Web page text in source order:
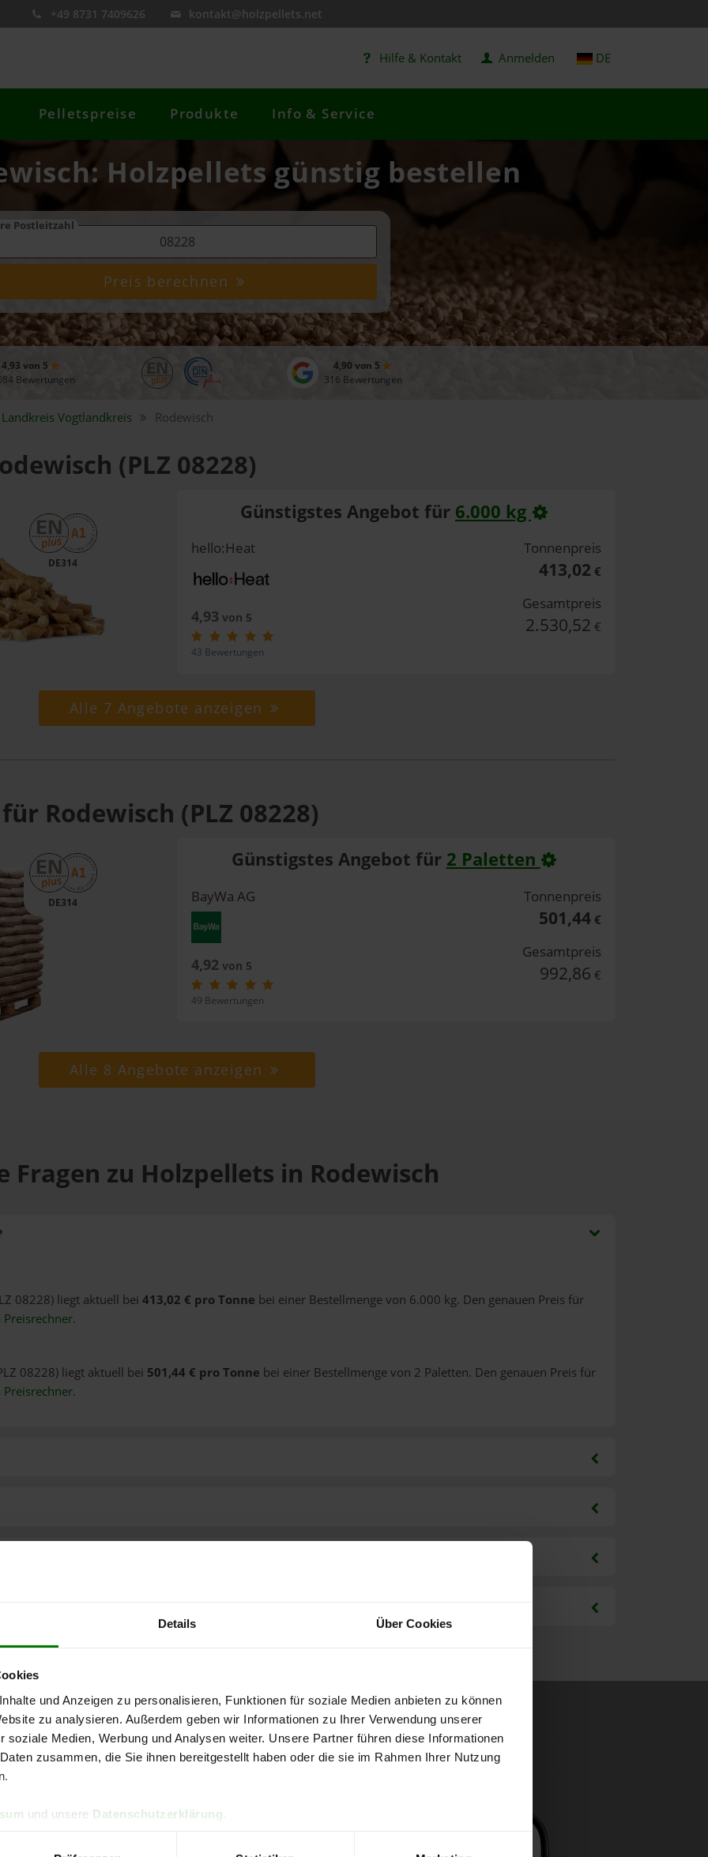
Details Über Cookies
und Anzeigen zu personalisieren, Funktionen für soziale Medien anbieten zu können
zu analysieren. Außerdem geben wir Informationen zu Ihrer Verwendung unserer
soziale Medien, Werbung und Analysen weiter. Unsere Partner führen diese Informationen
zusammen, die Sie ihnen bereitgestellt haben oder die sie im Rahmen Ihrer Nutzung
und unsere Datenschutzerklärung
+49 8731 7409626 kontakt@holzpellets.net
Hilfe & Kontakt Anmelden DE
Pelletspreise Produkte Info & Service
Holzpellets günstig bestellen
Postleitzahl
Preis berechnen
4,93 von 5
Bewertungen
4,90 von 5
316 Bewertungen
LandkreisVogtlandkreis Rodewisch
(PLZ 08228)
DE314
Günstigstes Angebot für 6.000 kg
hello:Heat
4,93 von 5
43 Bewertungen
Tonnenpreis
413,02 €
Gesamtpreis
2.530,52 €
Alle 7 Angebote anzeigen
Rodewisch (PLZ 08228)
DE314
Günstigstes Angebot für 2 Paletten
BayWa AG
4,92von 5
49 Bewertungen
Tonnenpreis
501,44€
Gesamtpreis
992,86 €
Alle 8 Angebote anzeigen
Fragen zu Holzpellets in Rodewisch
08228) liegt aktuell bei 413,02 € pro Tonne bei einer Bestellmenge von 6.000 kg. Den genauen Preis für
Preisrechner.
08228) liegt aktuell bei 501,44 € pro Tonne bei einer Bestellmenge von 2 Paletten. Den genauen Preis für
Preisrechner.
kostenlose
direkt online bestellen
aktuellen Stand